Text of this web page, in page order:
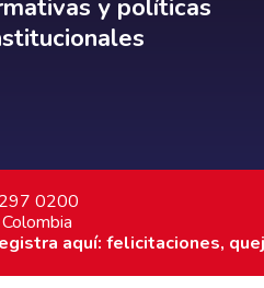
y políticas
y políticas
0200
aquí: felicitaciones,